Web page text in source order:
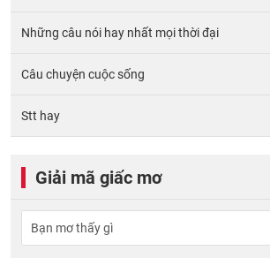
Những câu nói hay nhất mọi thời đại
Câu chuyện cuộc sống
Stt hay
Giải mã giấc mơ